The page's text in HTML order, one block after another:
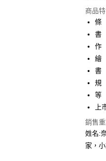
相關說明
便利
１．
２．
３．
１．
付」
２．
３．
／
ATM
運送
全家
每筆
付款後
每筆
商品
條
書
作
繪
書
規
等
上
銷售
姓名:
家，